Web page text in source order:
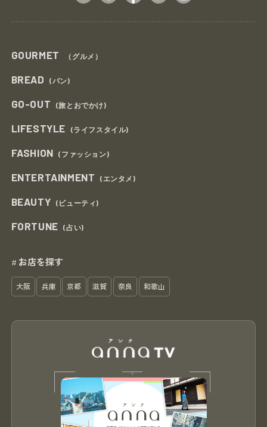
GOURMET （グルメ）
BREAD (パン)
GO-OUT (旅とおでかけ)
LIFESTYLE (ライフスタイル)
FASHION (ファッション)
ENTERTAINMENT (エンタメ)
BEAUTY (ビューティ)
FORTUNE (占い)
# お店を探す
大阪 兵庫 京都 滋賀 奈良 和歌山